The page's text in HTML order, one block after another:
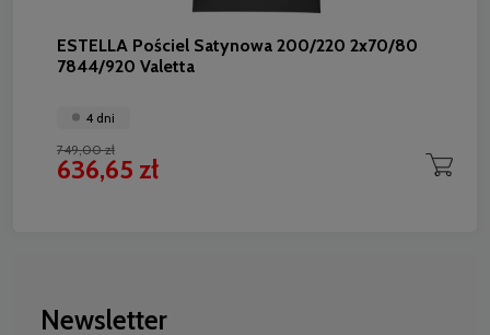
ESTELLA Pościel Satynowa 200/220 2x70/80
7844/920 Valetta
4 dni
749,00 zł
636,65 zł
Newsletter